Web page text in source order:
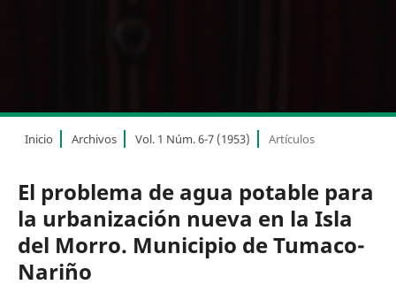
Inicio Archivos Vol. 1 Núm. 6-7 (1953) Artículos
El problema de agua potable para
la urbanización nueva en la Isla
del Morro. Municipio de Tumaco-
Nariño